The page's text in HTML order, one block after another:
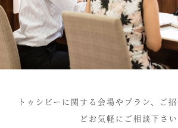
トゥシビーに関する会場やプラン、ご
どお気軽にご相談下さい